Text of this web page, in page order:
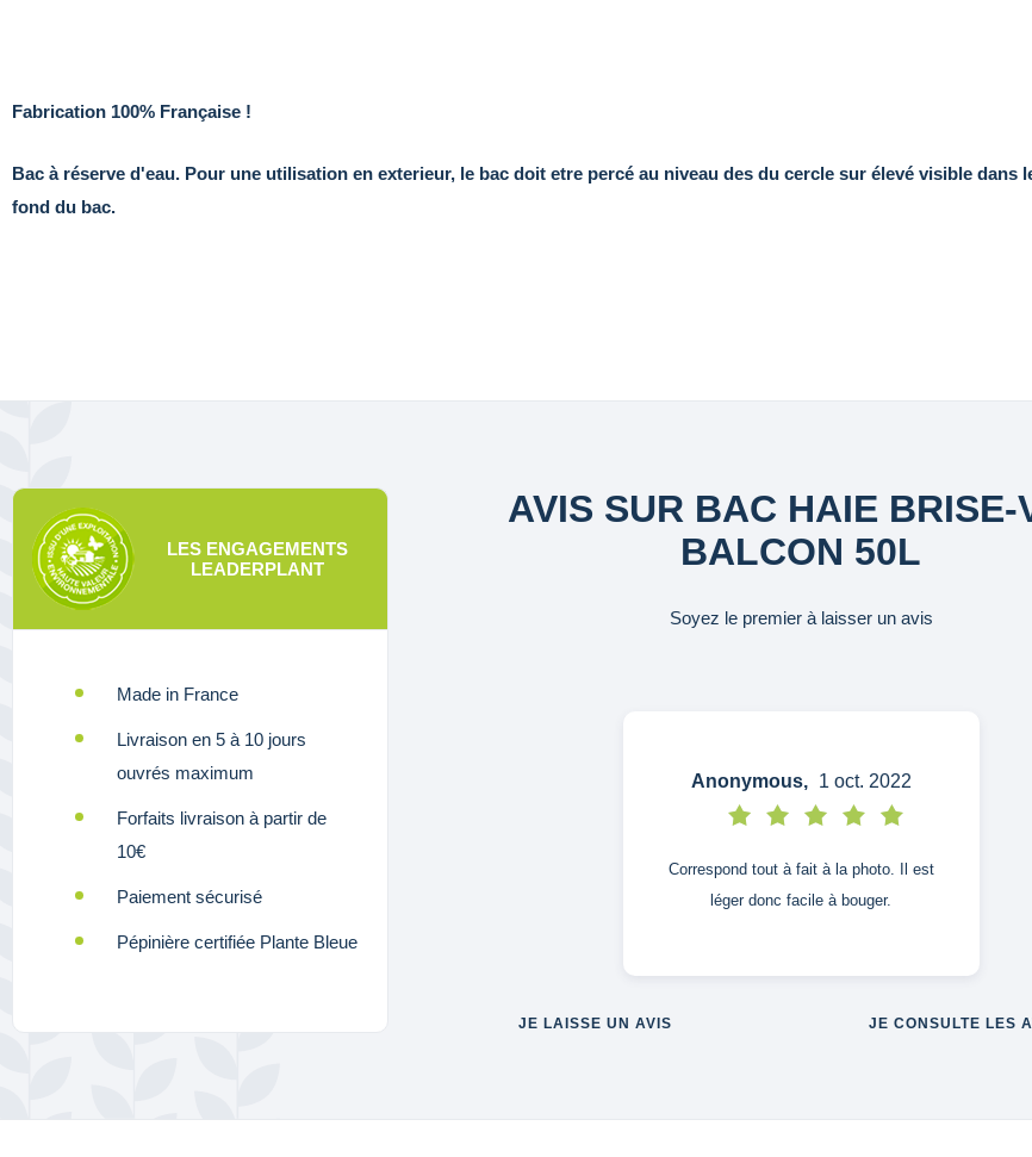
Fabrication 100% Française !
Bac à réserve d'eau. Pour une utilisation en exterieur, le bac doit etre percé au niveau des du cercle sur élevé visible dans
fond du bac.
LES ENGAGEMENTS
LEADERPLANT
Made in France
Livraison en 5 à 10 jours
ouvrés maximum
Forfaits livraison à partir de
10€
Paiement sécurisé
Pépinière certifiée Plante Bleue
AVIS SUR BAC HAIE BRISE-
BALCON 50L
Soyez le premier à laisser un avis
Anonymous, 1 oct. 2022
Correspond tout à fait à la photo. Il est
léger donc facile à bouger.
JE LAISSE UN AVIS JE CONSULTE LES